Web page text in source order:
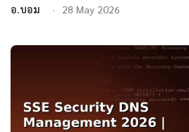
อ.บอม 28 May 2026